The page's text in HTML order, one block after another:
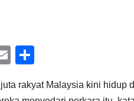
E
ail ar
rakyat Malaysia kini